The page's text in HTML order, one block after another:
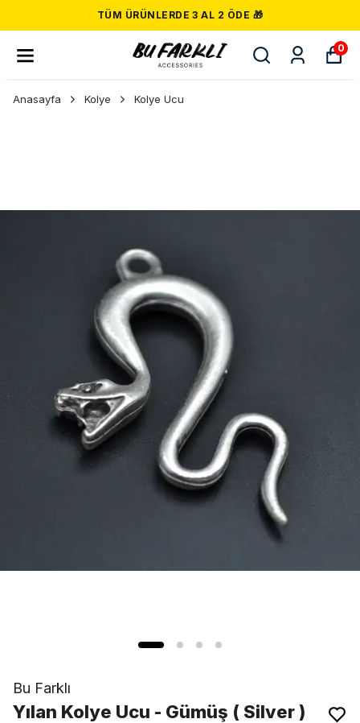
TÜM ÜRÜNLERDE 3 AL 2 ÖDE 🎁
0
Anasayfa Kolye Kolye Ucu
Bu Farklı
Yılan Kolye Ucu - Gümüş ( Silver )